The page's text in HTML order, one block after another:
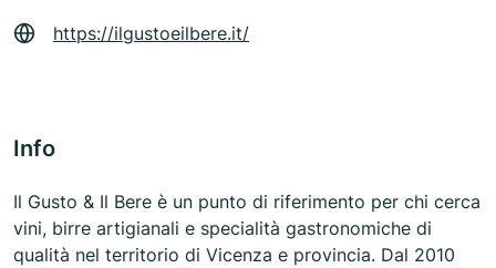
https://ilgustoeilbere.it/
Info
Il Gusto & Il Bere è un punto di riferimento per chi cerca
vini, birre artigianali e specialità gastronomiche di
qualità nel territorio di Vicenza e provincia. Dal 2010